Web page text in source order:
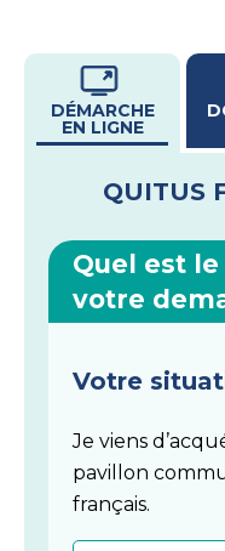
DÉMARCHE
EN LIGNE
QUITUS
Quel est
votre
Votre
Je viens
pavillon
français.